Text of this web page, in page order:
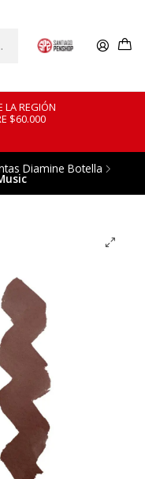
LA REGIÓN
$60.000
Diamine Botella